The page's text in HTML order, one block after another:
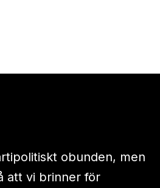
obunden, men
att vi brinner för